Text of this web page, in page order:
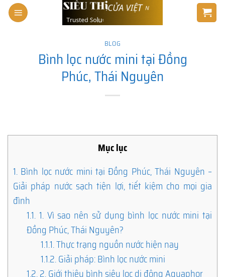
Skip
BLOG
Bình lọc nước mini tại Đồng
Phúc, Thái Nguyên
Mục lục
1. Bình lọc nước mini tại Đồng Phúc, Thái Nguyên –
Giải pháp nước sạch tiện lợi, tiết kiệm cho mọi gia
đình
1.1. 1. Vì sao nên sử dụng bình lọc nước mini tại
Đồng Phúc, Thái Nguyên?
1.1.1.Thực trạng nguồn nước hiện nay
1.1.2.Giải pháp: Bình lọc nước mini
1.2.2. Giới thiệu bình siêu lọc di động Aquaphor